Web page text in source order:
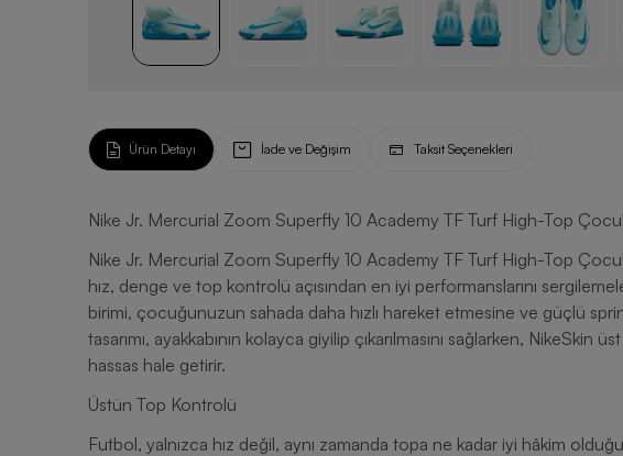
Ürün Detayı İade ve Değişim Taksit Seçenekleri
Nike Jr. Mercurial Zoom Superfly 10 Academy TF Turf High-Top Çocuk
Nike Jr. Mercurial Zoom Superfly 10 Academy TF Turf High-Top
hız, denge ve top kontrolü açısından en iyi performanslarını
birimi, çocuğunuzun sahada daha hızlı hareket etmesine ve güçlü
tasarımı, ayakkabının kolayca giyilip çıkarılmasını sağlarken, NikeSkin
hassas hale getirir.
Üstün Top Kontrolü
Futbol, yalnızca hız değil, aynı zamanda topa ne kadar iyi hâkim